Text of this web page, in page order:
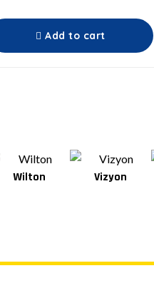
Add to cart
Wilton Vizyon